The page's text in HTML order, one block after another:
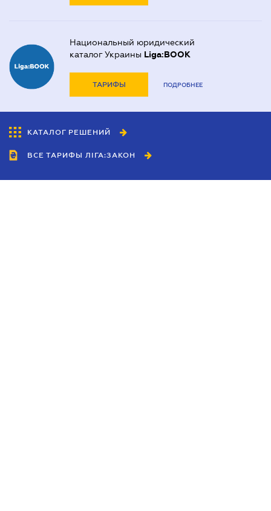
Национальный юридический
каталог Украины Liga:BOOK
ТАРИФЫ ПОДРОБНЕЕ
КАТАЛОГ РЕШЕНИЙ
ВСЕ ТАРИФЫ ЛІГА:ЗАКОН